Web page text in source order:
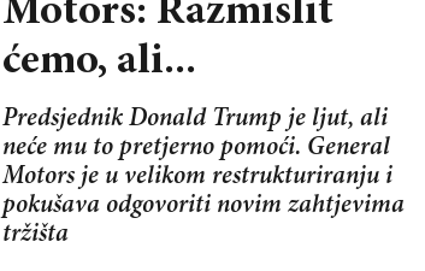
Motors: Razmislit
ćemo, ali...
Predsjednik Donald Trump je ljut, ali
neće mu to pretjerno pomoći. General
Motors je u velikom restrukturiranju i
pokušava odgovoriti novim zahtjevima
tržišta